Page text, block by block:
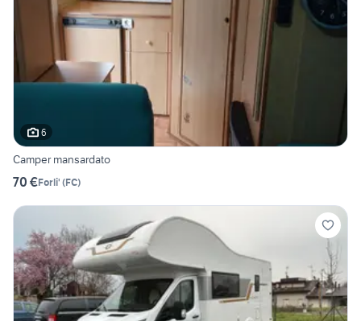
6
Camper mansardato
70 €Forli' (FC)